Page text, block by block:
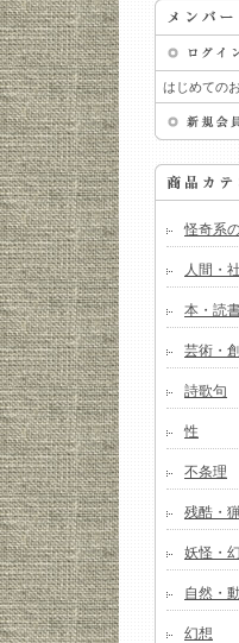
はじめての
怪奇系
人間・
本・読
芸術・
詩歌句
性
不条理
残酷・
妖怪・
自然・
幻想